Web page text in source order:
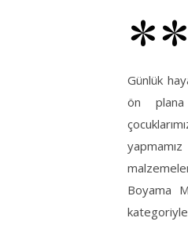
Günlük
ön plana
Boyama